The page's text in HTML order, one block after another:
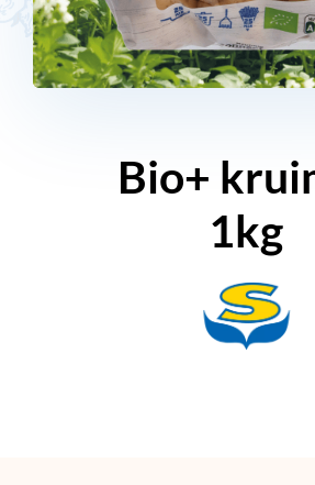
Bio+
1kg